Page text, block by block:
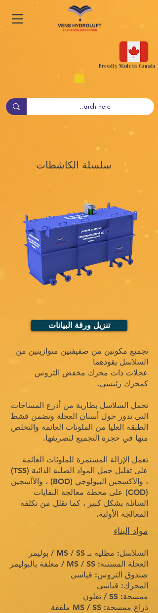
Proudly Made in Canada
سلسلة الكاشطات
تنزيل ورقة البيانات
تجميع مكونين من صفيفتين متوازيتين من
السلاسل يقودهما
عجلات ذات محرك مخفض التروس
كمحرك رئيسي.
تحمل السلاسل بطارية من أذرع المساحات
التي تدور حول أسنان العجلة وتضمن قشط
الطبقة العليا من الملوثات العائمة والتخلص
منها في حجرة التجميع لتصريفها.
تعمل الإزالة المستمرة للملوثات العائمة
على تقليل حمل المواد الصلبة الذائبة (TSS)
، والأكسجين البيولوجي (BOD) ، والأآسجين
(COD) على محطة معالجة النفايات
السائلة بشكل كبير ، كما تقلل من تكلفة
المعالجة الأولية.
مواد البناء
السلاسل: مطلية بـ MS / SS / بوليمر
العجلة المسننة: MS / SS / مغلفة بالبوليمر
صندوق التروس: قياسي
المحرك: قياسي
ممسحة: SS / تفلون
ذراع ممسحة: MS / SS ملفقة